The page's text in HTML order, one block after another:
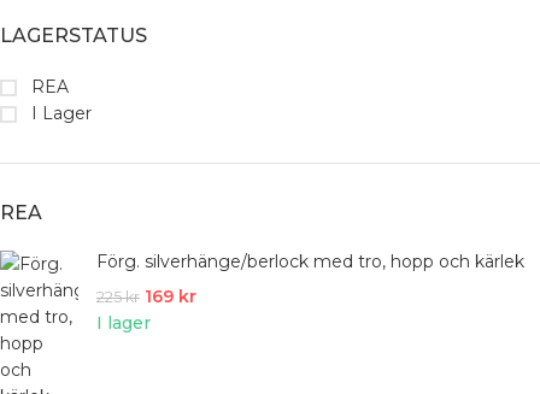
LAGERSTATUS
REA
I Lager
REA
Förg. silverhänge/berlock med tro, hopp och kärlek
225kr 169 kr
I lager